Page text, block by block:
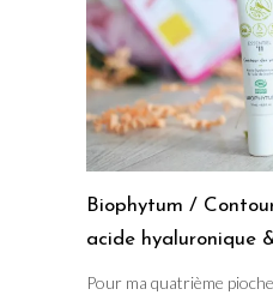
Biophytum /
acide hyaluronique
Pour ma quatrième